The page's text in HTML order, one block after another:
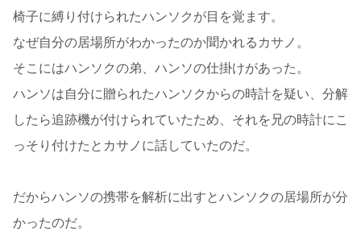
椅子に縛り付けられたハンソクが目を覚ます。
なぜ自分の居場所がわかったのか聞かれるカサノ。
そこにはハンソクの弟、ハンソの仕掛けがあった。
ハンソは自分に贈られたハンソクからの時計を疑い、分解
したら追跡機が付けられていたため、それを兄の時計にこ
っそり付けたとカサノに話していたのだ。
だからハンソの携帯を解析に出すとハンソクの居場所が分
かったのだ。